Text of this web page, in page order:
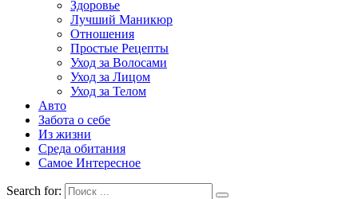
Здоровье
Лучший Маникюр
Отношения
Простые Рецепты
Уход за Волосами
Уход за Лицом
Уход за Телом
Авто
Забота о себе
Из жизни
Среда обитания
Самое Интересное
Search for: